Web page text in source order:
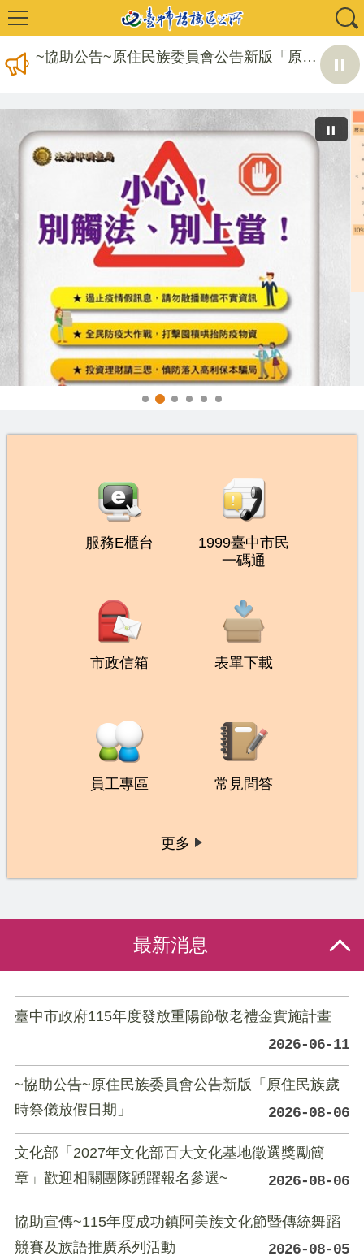
臺中市政府115年度發放重陽節敬老禮金實施計畫~協助公告~原住民族委員會公告新版「原住民族歲時祭儀放假日期」
文化部「2027年文化部百大文化基地徵選獎勵簡章」歡迎相關團隊踴躍報名參選~
協助宣傳~115年度成功鎮阿美族文化節暨傳統舞蹈競賽及族語推廣系列活動
2026 SMART TAICHUNG智慧臺中論壇
服務E櫃台
1999臺中市民
一碼通
市政信箱 表單下載
員工專區 常見問答
更多
最新消息
臺中市政府115年度發放重陽節敬老禮金實施計畫
2026-06-11
~協助公告~原住民族委員會公告新版「原住民族歲
時祭儀放假日期」
2026-08-06
文化部「2027年文化部百大文化基地徵選獎勵簡
章」歡迎相關團隊踴躍報名參選~
2026-08-06
協助宣傳~115年度成功鎮阿美族文化節暨傳統舞蹈
競賽及族語推廣系列活動
2026-08-05